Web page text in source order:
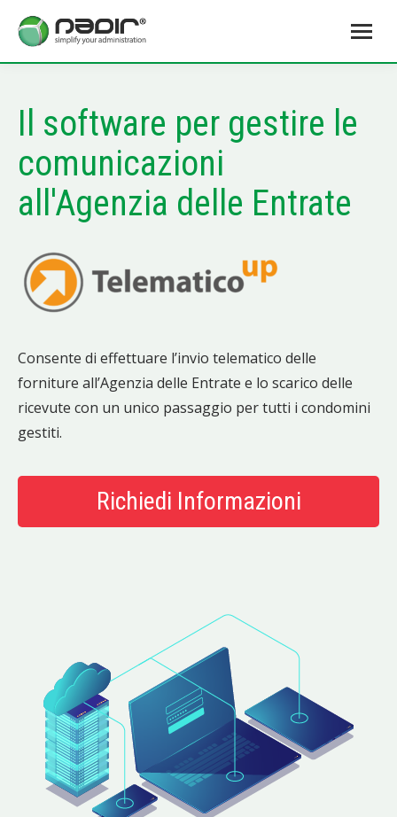
Il software per gestire le
comunicazioni
all'Agenzia delle Entrate
Consente di effettuare l’invio telematico delle
forniture all’Agenzia delle Entrate e lo scarico delle
ricevute con un unico passaggio per tutti i condomini
gestiti.
Richiedi Informazioni